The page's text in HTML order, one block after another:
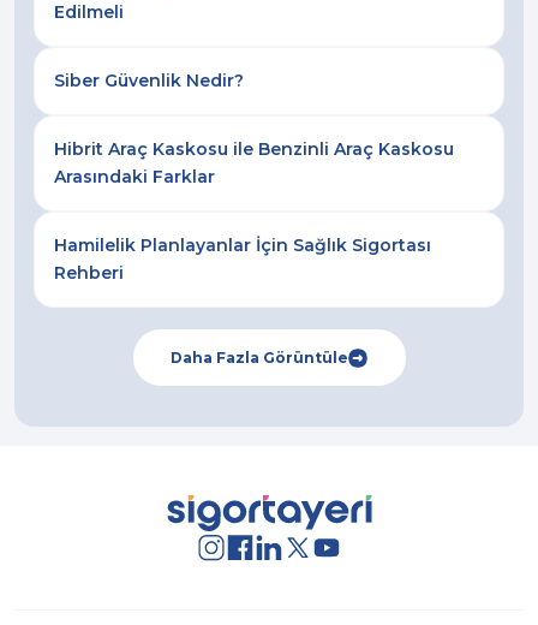
Edilmeli
Siber Güvenlik Nedir?
Hibrit Araç Kaskosu ile Benzinli Araç Kaskosu
Arasındaki Farklar
Hamilelik Planlayanlar İçin Sağlık Sigortası
Rehberi
Daha Fazla Görüntüle